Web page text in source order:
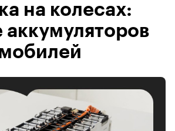
на колесах: